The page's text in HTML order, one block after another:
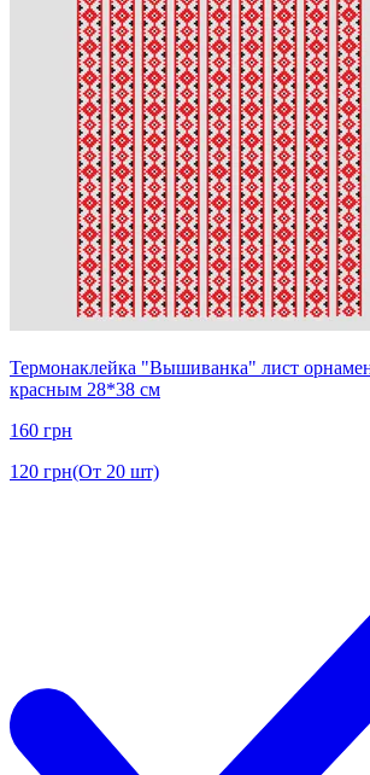
Термонаклейка "Вышиванка" лист
красным 28*38 см
160 грн
120 грн(От 20 шт)